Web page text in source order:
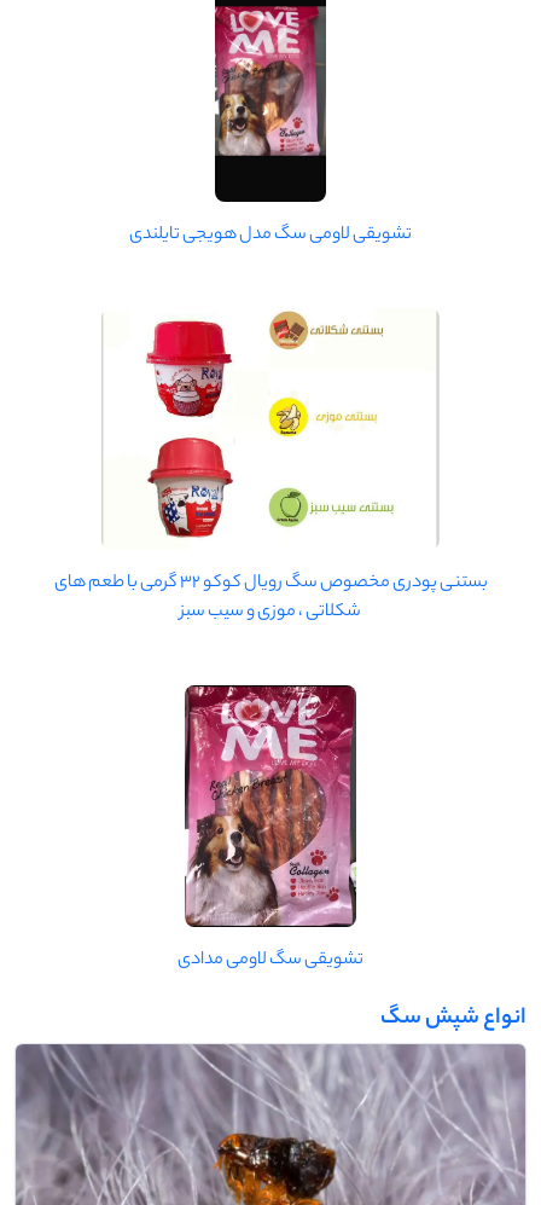
تشویقی لاومی سگ مدل هویجی تایلندی
بستنی پودری مخصوص سگ رویال کوکو 32 گرمی با طعم های
شکلاتی ، موزی و سیب سبز
تشویقی سگ لاومی مدادی
انواع شپش سگ